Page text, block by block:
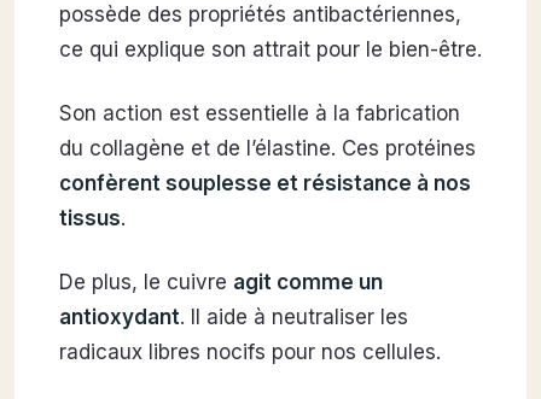
possède des propriétés antibactériennes,
ce qui explique son attrait pour le bien-être.
Son action est essentielle à la fabrication
du collagène et de l’élastine. Ces protéines
confèrent souplesse et résistance à nos
tissus.
De plus, le cuivre agit comme un
antioxydant. Il aide à neutraliser les
radicaux libres nocifs pour nos cellules.